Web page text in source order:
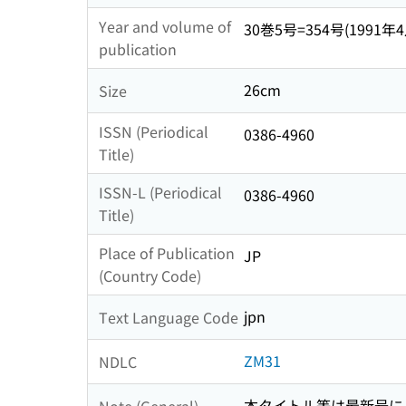
Year and volume of
publication
30巻5号=354号(1991年
Size
26cm
ISSN (Periodical
Title)
0386-4960
ISSN-L (Periodical
Title)
0386-4960
Place of Publication
(Country Code)
JP
Text Language Code jpn
NDLC ZM31